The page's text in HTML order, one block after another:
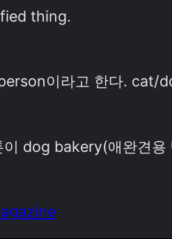
thing.
이라고 한다. cat/
dog bakery(애완견용